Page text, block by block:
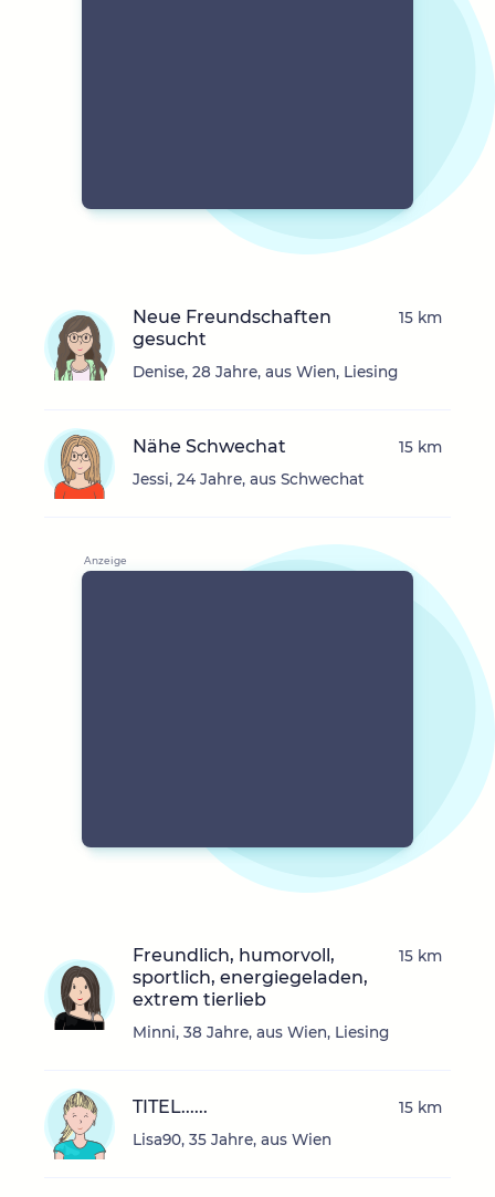
Neue Freundschaften
gesucht
Denise, 28 Jahre, aus Wien, Liesing
15 km
Nähe Schwechat
Jessi, 24 Jahre, aus Schwechat
15 km
Freundlich, humorvoll,
sportlich, energiegeladen,
extrem tierlieb
Minni, 38 Jahre, aus Wien, Liesing
15 km
TITEL......
Lisa90, 35 Jahre, aus Wien
15 km